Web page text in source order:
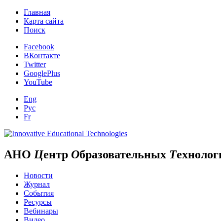
Главная
Карта сайта
Поиск
Facebook
ВКонтакте
Twitter
GooglePlus
YouTube
Eng
Рус
Fr
АНО Центр Образовательных Т
Новости
Журнал
События
Ресурсы
Вебинары